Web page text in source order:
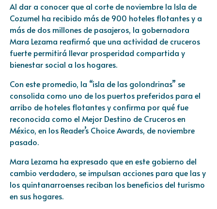
Al dar a conocer que al corte de noviembre la Isla de
Cozumel ha recibido más de 900 hoteles flotantes y a
más de dos millones de pasajeros, la gobernadora
Mara Lezama reafirmó que una actividad de cruceros
fuerte permitirá llevar prosperidad compartida y
bienestar social a los hogares.
Con este promedio, la “isla de las golondrinas” se
consolida como uno de los puertos preferidos para el
arribo de hoteles flotantes y confirma por qué fue
reconocida como el Mejor Destino de Cruceros en
México, en los Reader’s Choice Awards, de noviembre
pasado.
Mara Lezama ha expresado que en este gobierno del
cambio verdadero, se impulsan acciones para que las y
los quintanarroenses reciban los beneficios del turismo
en sus hogares.